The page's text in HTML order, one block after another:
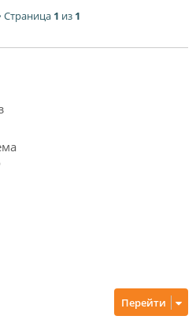
Страница 1 из 1
Перейти